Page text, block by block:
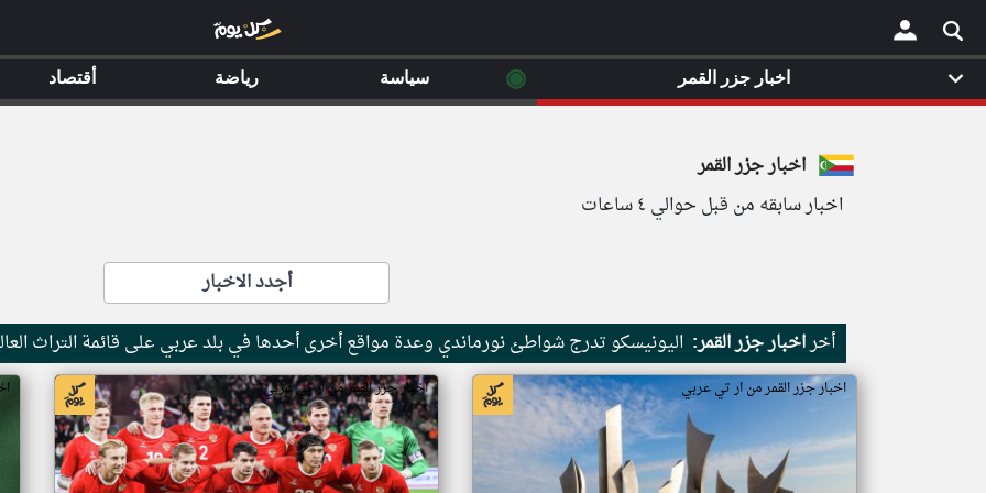
×
اخبار جزر القمر
اخبار سابقه من قبل حوالي ٤ ساعات
أجدد الاخبار
أخراخبار جزر القمر: اليونيسكو تدرج شواطئ نورماندي وعدة مواقع أخرى أحدها في بلد عربي على قائمة التراث
اخبار جزر القمر من ار تي عربي اخبار جزر القمر من ار تي عربي
اخبار جزر القمر ◉ سياسة رياضة أقتصاد